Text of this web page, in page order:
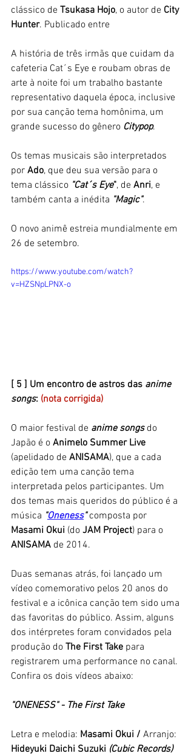
clássico de Tsukasa Hojo, o autor de City
Hunter. Publicado entre
A história de três irmãs que cuidam da
cafeteria Cat´s Eye e roubam obras de
arte à noite foi um trabalho bastante
representativo daquela época, inclusive
por sua canção tema homônima, um
grande sucesso do gênero Citypop.
Os temas musicais são interpretados
por Ado, que deu sua versão para o
tema clássico "Cat´s Eye", de Anri, e
também canta a inédita "Magic".
O novo animê estreia mundialmente em
26 de setembro.
https://www.youtube.com/watch?
v=HZSNpLPNX-o
[ 5 ] Um encontro de astros das anime
songs: (nota corrigida)
O maior festival de anime songs do
Japão é o Animelo Summer Live
(apelidado de ANISAMA), que a cada
edição tem uma canção tema
interpretada pelos participantes. Um
dos temas mais queridos do público é a
música "Oneness" composta por
Masami Okui (do JAM Project) para o
ANISAMA de 2014.
Duas semanas atrás, foi lançado um
vídeo comemorativo pelos 20 anos do
festival e a icônica canção tem sido uma
das favoritas do público. Assim, alguns
dos intérpretes foram convidados pela
produção do The First Take para
registrarem uma performance no canal.
Confira os dois vídeos abaixo:
"ONENESS" - The First Take
Letra e melodia: Masami Okui / Arranjo:
Hideyuki Daichi Suzuki (Cubic Records)